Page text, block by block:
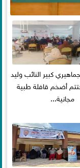
كبير النائب وليد
أضخم قافلة طبية
مجانية...